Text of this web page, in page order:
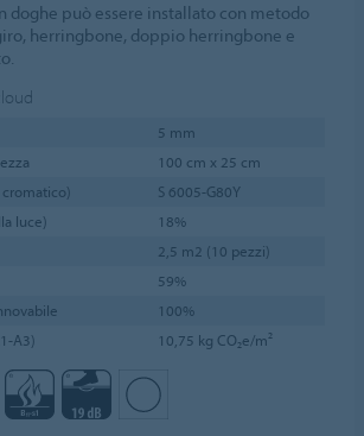
doghe può essere installato con metodo
herringbone, doppio herringbone e
5 mm
100 cm x 25 cm
S 6005-G80Y
luce)
18%
2,5 m2 (10 pezzi)
59%
100%
A3)
10,75 kg CO₂e/m²